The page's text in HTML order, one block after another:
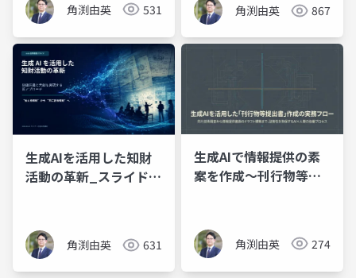
角渕由英 531 角渕由英 867
生成AIを活用した知財
活動の革新_スライド資
角渕由英 631
生成AIで情報提供の素
案を作成～刊行物等提
角渕由英 274